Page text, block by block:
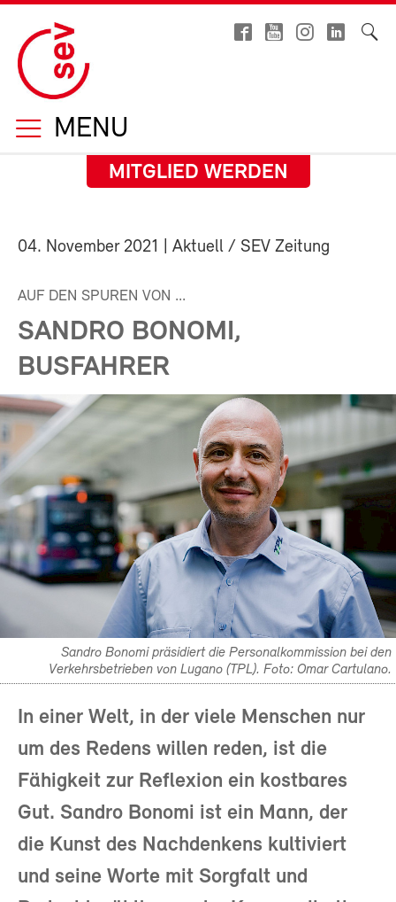
MENU
MITGLIED WERDEN
04. November 2021 | Aktuell / SEV Zeitung
AUF DEN SPUREN VON ...
SANDRO BONOMI,
BUSFAHRER
Sandro Bonomi präsidiert die Personalkommission bei den
Verkehrsbetrieben von Lugano (TPL). Foto: Omar Cartulano.
In einer Welt, in der viele Menschen nur
um des Redens willen reden, ist die
Fähigkeit zur Reflexion ein kostbares
Gut. Sandro Bonomi ist ein Mann, der
die Kunst des Nachdenkens kultiviert
und seine Worte mit Sorgfalt und